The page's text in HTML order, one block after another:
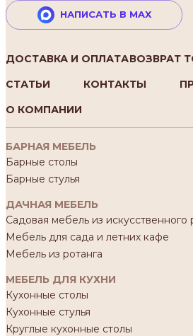
НАПИСАТЬ В MAX
ДОСТАВКА И ОПЛАТАВОЗВРАТ
СТАТЬИ
КОНТАКТЫ
О КОМПАНИИ
БАРНАЯ МЕБЕЛЬ
Барные столы
Барные стулья
ДАЧНАЯ МЕБЕЛЬ
Садовая мебель из искусственного
Мебель для сада и летних кафе
Мебель из ротанга
МЕБЕЛЬ ДЛЯ КУХНИ
Кухонные столы
Кухонные стулья
Круглые кухонные столы